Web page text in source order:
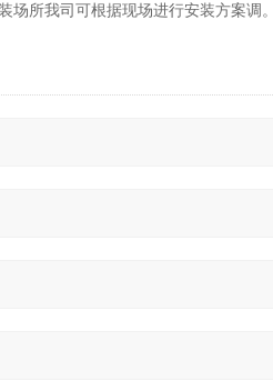
所我司可根据现场进行安装方案调。